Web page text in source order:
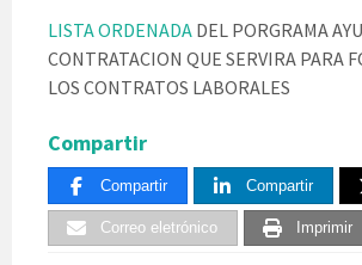
LISTA ORDENADA DEL PORGRAMA
CONTRATACION QUE SERVIRA PARA
LOS CONTRATOS LABORALES
Compartir
Compartir Compartir
Correo eletrónico Imprimir